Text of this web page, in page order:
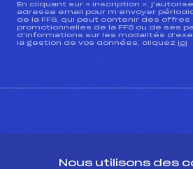
En cliquant sur « inscription »,
adresse email pour m’envoyer
de la FFS, qui peut contenir des
promotionnelles de la FFS ou de ses
d’informations sur les modalités
la gestion de vos données, cliquez ici
Nous utilisons des